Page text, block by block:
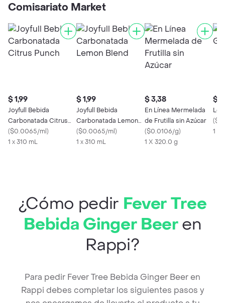
Comisariato Market
$ 1,99
Joyfull Bebida
Carbonatada Citrus
Punch
($0.0065/ml)
1 x 310 mL
$ 1,99
Joyfull Bebida
Carbonatada Lemon
Blend
($0.0065/ml)
1 x 310 mL
$ 3,38
En Línea Mermelada
de Frutilla sin Azúcar
($0.0106/g)
1 X 320.0 g
$
(
1 X
¿Cómo pedir Fever Tree
Bebida Ginger Beeren
Rappi?
Para pedir Fever Tree Bebida Ginger Beer en
Rappi debes completar los siguientes pasos y